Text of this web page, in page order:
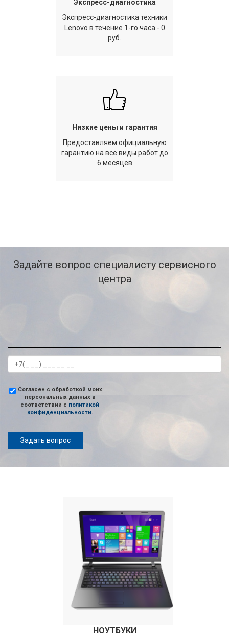
Экспресс-диагностика
Экспресс-диагностика техники
Lenovo в течение 1-го часа - 0
руб.
Низкие цены и гарантия
Предоставляем официальную
гарантию на все виды работ до
6 месяцев
Задайте вопрос специалисту сервисного
центра
Согласен с обработкой моих
персональных данных в
соответствии с политикой
конфиденциальности.
Задать вопрос
НОУТБУКИ